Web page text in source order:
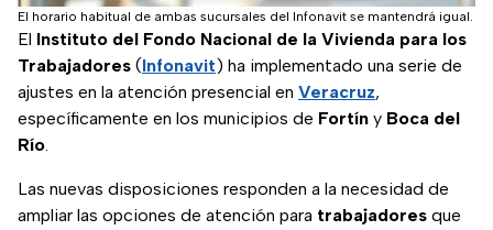
El horario habitual de ambas sucursales del Infonavit se mantendrá igual.
El Instituto del Fondo Nacional de la Vivienda para los
Trabajadores (Infonavit) ha implementado una serie de
ajustes en la atención presencial en Veracruz,
específicamente en los municipios de Fortín y Boca del
Río.
Las nuevas disposiciones responden a la necesidad de
ampliar las opciones de atención para trabajadores que